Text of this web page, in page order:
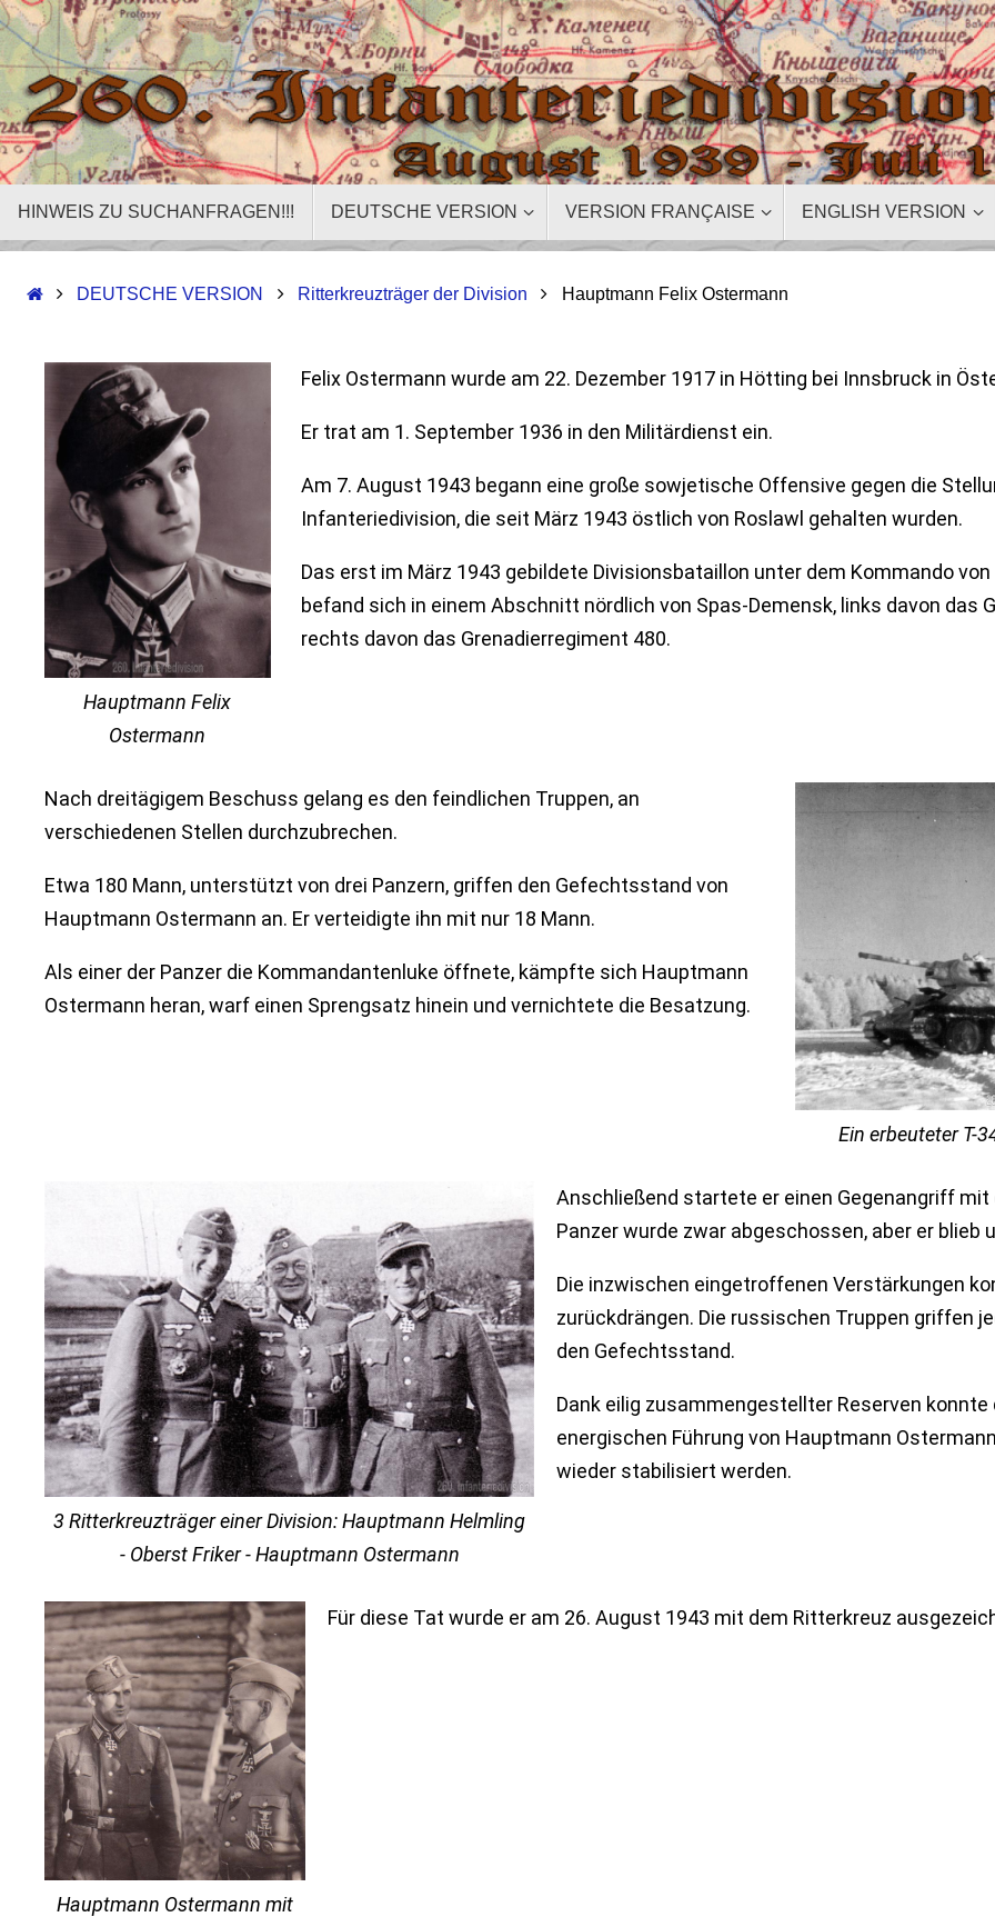
HINWEIS ZU SUCHANFRAGEN!!! DEUTSCHE VERSION VERSION FRANÇAISE ENGLISH VERSION
DEUTSCHE VERSION Ritterkreuzträger der Division Hauptmann Felix Ostermann
Hauptmann Felix
Ostermann
Felix Ostermann wurde am 22. Dezember 1917 in Hötting bei Innsbruck in
Er trat am 1. September 1936 in den Militärdienst ein.
Am 7. August 1943 begann eine große sowjetische Offensive gegen die
Infanteriedivision, die seit März 1943 östlich von Roslawl gehalten wurden.
Das erst im März 1943 gebildete Divisionsbataillon unter dem Kommando
befand sich in einem Abschnitt nördlich von Spas-Demensk, links davon das
rechts davon das Grenadierregiment 480.
Nach dreitägigem Beschuss gelang es den feindlichen Truppen, an
verschiedenen Stellen durchzubrechen.
Etwa 180 Mann, unterstützt von drei Panzern, griffen den Gefechtsstand von
Hauptmann Ostermann an. Er verteidigte ihn mit nur 18 Mann.
Als einer der Panzer die Kommandantenluke öffnete, kämpfte sich Hauptmann
Ostermann heran, warf einen Sprengsatz hinein und vernichtete die Besatzung.
Ein erbeuteter T-
3 Ritterkreuzträger einer Division: Hauptmann Helmling
- Oberst Friker - Hauptmann Ostermann
Anschließend startete er einen Gegenangriff mit
Panzer wurde zwar abgeschossen, aber er blieb
Die inzwischen eingetroffenen Verstärkungen
zurückdrängen. Die russischen Truppen griffen
den Gefechtsstand.
Dank eilig zusammengestellter Reserven konnte
energischen Führung von Hauptmann
wieder stabilisiert werden.
Hauptmann Ostermann mit
Für diese Tat wurde er am 26. August 1943 mit dem Ritterkreuz